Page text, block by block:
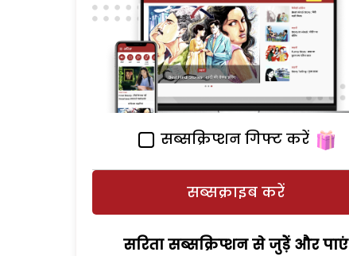
सब्सक्रिप्शन गिफ्ट करें
सब्सक्राइब करें
सरिता सब्सक्रिप्शन से जुड़ेें और पाएं